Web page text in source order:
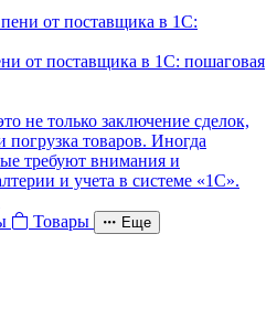
от поставщика в 1С: пошаговая
не только заключение сделок,
товаров. Иногда
требуют внимания и
и учета в системе «1С».
Товары Еще